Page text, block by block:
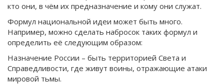
кто они, в чём их предназначение и кому они служат.
Формул национальной идеи может быть много.
Например, можно сделать набросок таких формул и
определить её следующим образом:
Назначение России – быть территорией Света и
Справедливости, где живут воины, отражающие атаки
мировой тьмы.